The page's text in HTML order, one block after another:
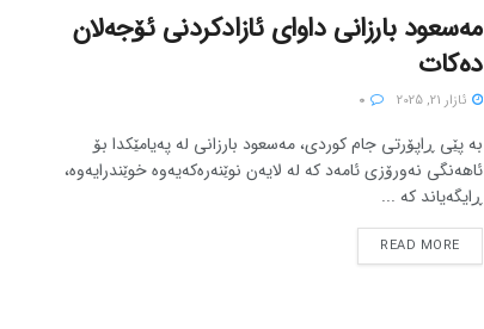
مەسعود بارزانی داوای ئازادکردنی ئۆجەلان
دەکات
ئازار 21, 2025
بە پێی ڕاپۆرتی جام کوردی، مەسعود بارزانی لە پەیامێکدا بۆ
ئاهەنگی نەورۆزی ئامەد کە لە لایەن نوێنەرەکەیەوە خوێندرایەوە،
ڕایگەیاند کە ...
READ MORE